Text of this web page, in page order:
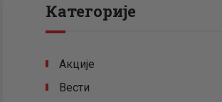
Категорије
Акције
Вести